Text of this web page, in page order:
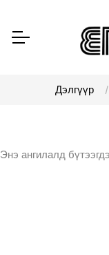
Дэлгүүр
Энэ ангилалд